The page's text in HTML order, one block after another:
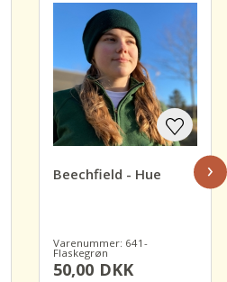
Beechfield - Hue
Varenummer: 641-
Flaskegrøn
50,00DKK
›